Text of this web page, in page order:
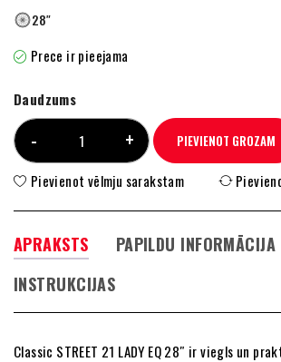
28″
Prece ir pieejama
Daudzums
PIEVIENOT GROZAM
Pievienot vēlmju sarakstam
APRAKSTS PAPILDU INFORMĀCIJA
INSTRUKCIJAS
Classic STREET 21 LADY EQ 28″ ir viegls un